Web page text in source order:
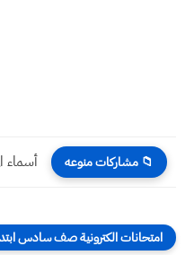
📁 مشاركات منوعه
امتحانات الكترونية صف سادس